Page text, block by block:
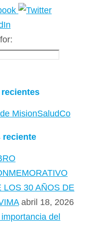
recientes
MisionSaludCo
reciente
LOS 30 AÑOS DE
abril 18, 2026
del